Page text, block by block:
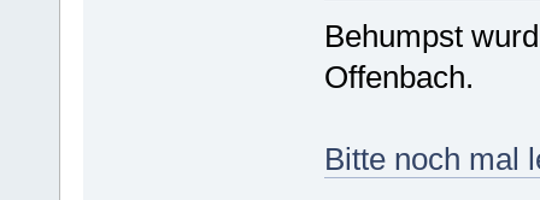
Behumpst
Offenbach.
Bitte noch mal